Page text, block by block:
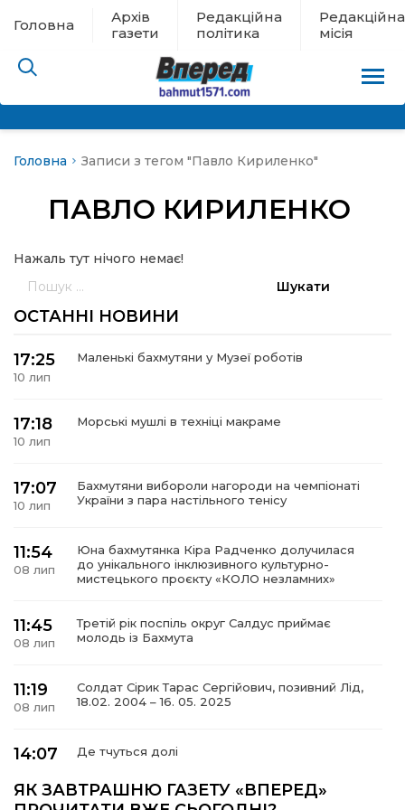
Головна
Архів
газети
Редакційна
політика
Редакційна
місія
евакуації
новини
місія
Головна Записи з тегом "Павло Кириленко"
ПАВЛО КИРИЛЕНКО
Нажаль тут нічого немає!
ОСТАННІ НОВИНИ
17:25
10 лип
Маленькі бахмутяни у Музеї роботів
17:18
10 лип
Морські мушлі в техніці макраме
17:07
10 лип
Бахмутяни вибороли нагороди на чемпіонаті
України з пара настільного тенісу
11:54
08 лип
Юна бахмутянка Кіра Радченко долучилася
до унікального інклюзивного культурно-
мистецького проєкту «КОЛО незламних»
11:45
08 лип
Третій рік поспіль округ Салдус приймає
молодь із Бахмута
11:19
08 лип
Солдат Сірик Тарас Сергійович, позивний Лід,
18.02. 2004 – 16. 05. 2025
14:07 Де тчуться долі
ЯК ЗАВТРАШНЮ ГАЗЕТУ «ВПЕРЕД»